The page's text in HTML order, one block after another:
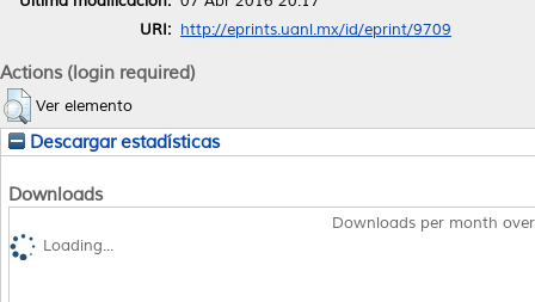
URI: http://eprints.uanl.mx/id/eprint/9709
Actions (login required)
Ver elemento
Descargar estadísticas
Downloads
Downloads per month
Loading...